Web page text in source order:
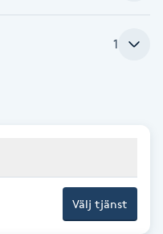
1
Välj tjänst